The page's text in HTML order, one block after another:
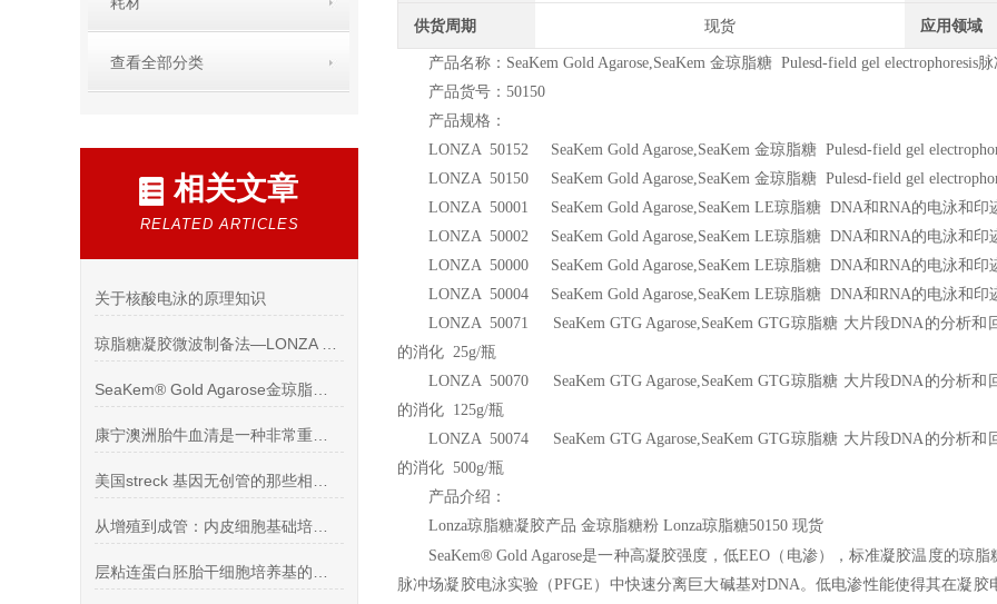
查看全部分类
相关文章
RELATED ARTICLES
关于核酸电泳的原理知识
供货周期 现货 应用领域
产品名称：SeaKem Gold Agarose,SeaKem 金琼脂糖 Pulesd-field gel electrophoresis
产品货号：50150
产品规格：
LONZA 50152 SeaKem Gold Agarose,SeaKem 金琼脂糖 Pulesd-field gel
LONZA 50150 SeaKem Gold Agarose,SeaKem 金琼脂糖 Pulesd-field gel
LONZA 50001 SeaKem Gold Agarose,SeaKem LE琼脂糖 DNA和RNA
LONZA 50002 SeaKem Gold Agarose,SeaKem LE琼脂糖 DNA和RNA
LONZA 50000 SeaKem Gold Agarose,SeaKem LE琼脂糖 DNA和RNA
LONZA 50004 SeaKem Gold Agarose,SeaKem LE琼脂糖 DNA和RNA
LONZA 50071 SeaKem GTG Agarose,SeaKem GTG琼脂糖 大片段DNA的分析和
的消化 25g/瓶
LONZA 50070 SeaKem GTG Agarose,SeaKem GTG琼脂糖 大片段DNA的分析和
的消化 125g/瓶
LONZA 50074 SeaKem GTG Agarose,SeaKem GTG琼脂糖 大片段DNA的分析和
的消化 500g/瓶
产品介绍：
Lonza琼脂糖凝胶产品 金琼脂糖粉 Lonza琼脂糖50150 现货
SeaKem® Gold Agarose是一种高凝胶强度，低EEO（电渗），标准凝胶温度的琼脂
脉冲场凝胶电泳实验（PFGE）中快速分离巨大碱基对DNA。低电渗性能使得其在凝